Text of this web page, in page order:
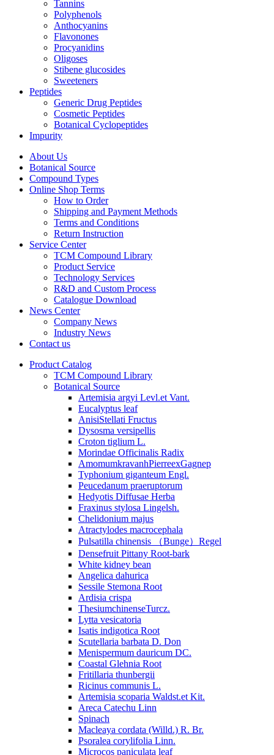
Tannins
Polyphenols
Anthocyanins
Flavonones
Procyanidins
Oligoses
Stibene glucosides
Sweeteners
Peptides
Generic Drug Peptides
Cosmetic Peptides
Botanical Cyclopeptides
Impurity
About Us
Botanical Source
Compound Types
Online Shop Terms
How to Order
Shipping and Payment Methods
Terms and Conditions
Return Instruction
Service Center
TCM Compound Library
Product Service
Technology Services
R&D and Custom Process
Catalogue Download
News Center
Company News
Industry News
Contact us
Product Catalog
TCM Compound Library
Botanical Source
Artemisia argyi Levl.et Vant.
Eucalyptus leaf
AnisiStellati Fructus
Dysosma versipellis
Croton tiglium L.
Morindae Officinalis Radix
AmomumkravanhPierreexGagnep
Typhonium giganteum Engl.
Peucedanum praeruptorum
Hedyotis Diffusae Herba
Fraxinus stylosa Lingelsh.
Chelidonium majus
Atractylodes macrocephala
Pulsatilla chinensis （Bunge）Regel
Densefruit Pittany Root-bark
White kidney bean
Angelica dahurica
Sessile Stemona Root
Ardisia crispa
ThesiumchinenseTurcz.
Lytta vesicatoria
Isatis indigotica Root
Scutellaria barbata D. Don
Menispermum dauricum DC.
Coastal Glehnia Root
Fritillaria thunbergii
Ricinus communis L.
Artemisia scoparia Waldst.et Kit.
Areca Catechu Linn
Spinach
Macleaya cordata (Willd.) R. Br.
Psoralea corylifolia Linn.
Microcos paniculata leaf